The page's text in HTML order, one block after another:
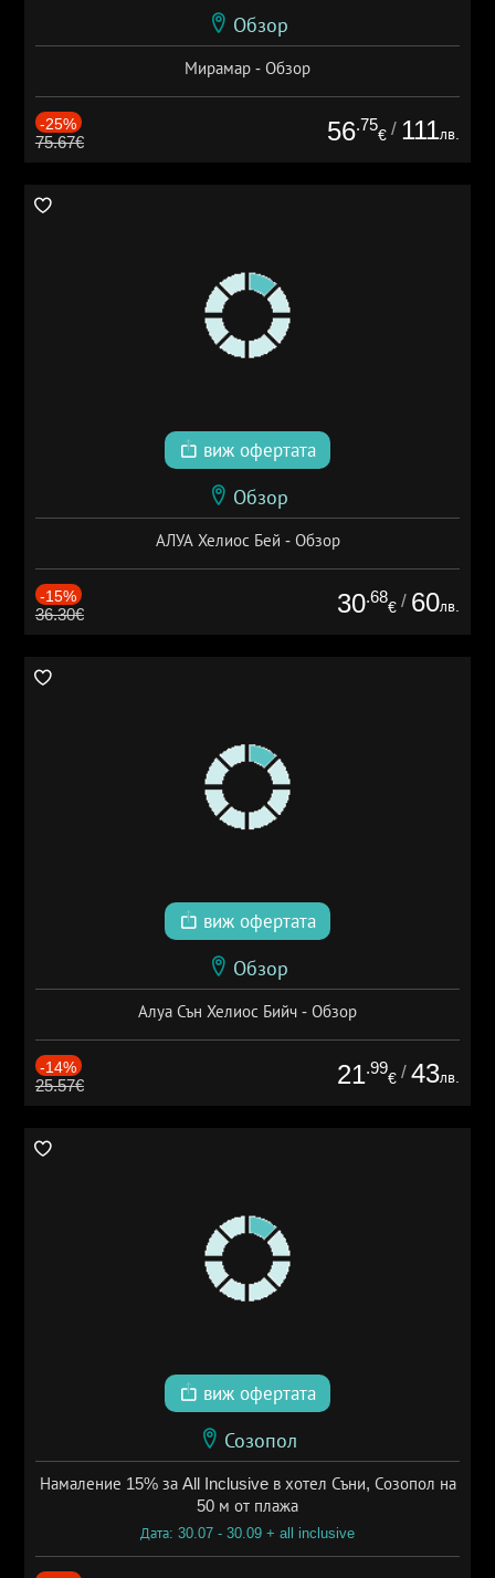
Обзор
Мирамар - Обзор
-25%
75.67€ 56.75
€ / 111лв.
виж офертата
Обзор
АЛУА Хелиос Бей - Обзор
-15%
36.30€ 30.68
€ / 60лв.
виж офертата
Обзор
Алуа Сън Хелиос Бийч - Обзор
-14%
25.57€ 21.99
€ / 43лв.
виж офертата
Созопол
Намаление 15% за All Inclusive в хотел Съни, Созопол на
50 м от плажа
Дата: 30.07 - 30.09 + all inclusive